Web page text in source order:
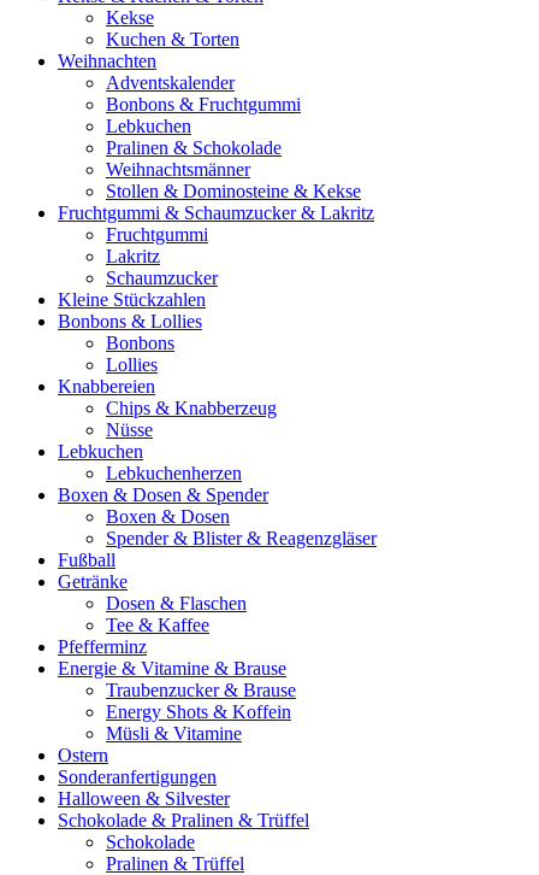
Kekse
Kuchen & Torten
Weihnachten
Adventskalender
Bonbons & Fruchtgummi
Lebkuchen
Pralinen & Schokolade
Weihnachtsmänner
Stollen & Dominosteine & Kekse
Fruchtgummi & Schaumzucker & Lakritz
Fruchtgummi
Lakritz
Schaumzucker
Kleine Stückzahlen
Bonbons & Lollies
Bonbons
Lollies
Knabbereien
Chips & Knabberzeug
Nüsse
Lebkuchen
Lebkuchenherzen
Boxen & Dosen & Spender
Boxen & Dosen
Spender & Blister & Reagenzgläser
Fußball
Getränke
Dosen & Flaschen
Tee & Kaffee
Pfefferminz
Energie & Vitamine & Brause
Traubenzucker & Brause
Energy Shots & Koffein
Müsli & Vitamine
Ostern
Sonderanfertigungen
Halloween & Silvester
Schokolade & Pralinen & Trüffel
Schokolade
Pralinen & Trüffel